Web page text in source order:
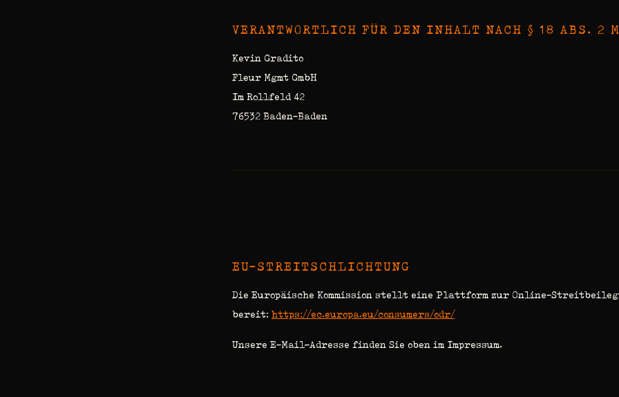
VERANTWORTLICH FÜR DEN INHALT NACH § 18 ABS. 2
Kevin Gradito
Fleur Mgmt GmbH
Im Rollfeld 42
76532 Baden-Baden
EU-STREITSCHLICHTUNG
Die Europäische Kommission stellt eine Plattform zur Online-
bereit: https://ec.europa.eu/consumers/odr/
Unsere E-Mail-Adresse finden Sie oben im Impressum.